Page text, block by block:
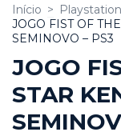
Início > Playstation
JOGO FIST OF
SEMINOVO – PS3
JOGO
STAR